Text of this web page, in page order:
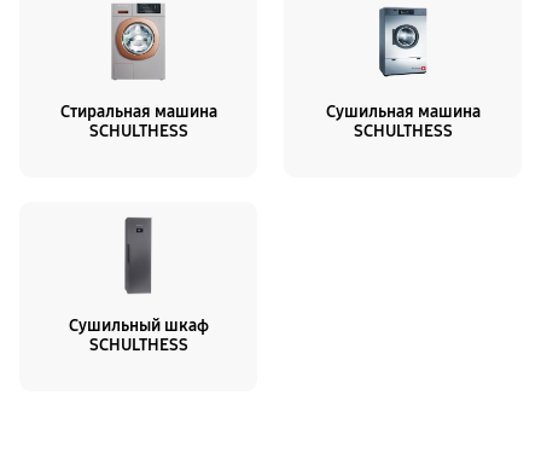
Стиральная машина
SCHULTHESS
Сушильная машина
SCHULTHESS
Сушильный шкаф
SCHULTHESS